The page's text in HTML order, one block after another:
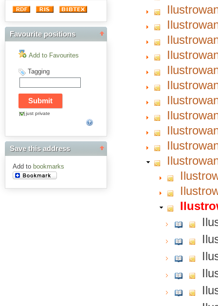
Favourite positions
Add to Favourites
Tagging
just private
Save this address
Add to bookmarks